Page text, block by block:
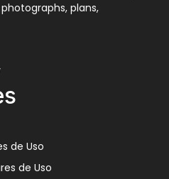
plans,
de Uso
de Uso